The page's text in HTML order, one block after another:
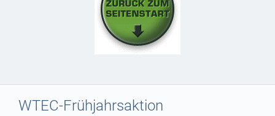
WTEC-Frühjahrsaktion